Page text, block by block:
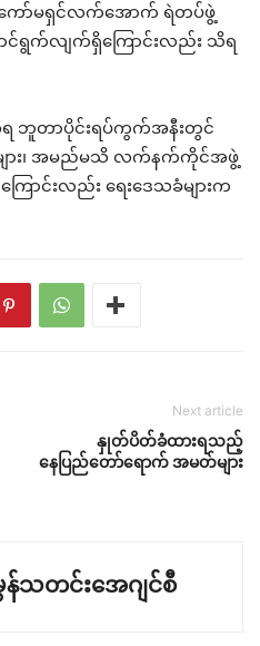
ော်မရှင်လက်အောက် ရဲတပ်ဖွဲ့
ောင်ရွက်လျက်ရှိကြောင်းလည်း သိရ
အရ ဘူတာပိုင်းရပ်ကွက်အနီးတွင်
များ၊ အမည်မသိ လက်နက်ကိုင်အဖွဲ့
ကြောင်းလည်း ရေးဒေသခံများက
Next article
နှုတ်ပိတ်ခံထားရသည့်
နေပြည်တော်ရောက် အမတ်များ
တင်းအေဂျင်စီ